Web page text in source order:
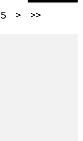
5 > >>